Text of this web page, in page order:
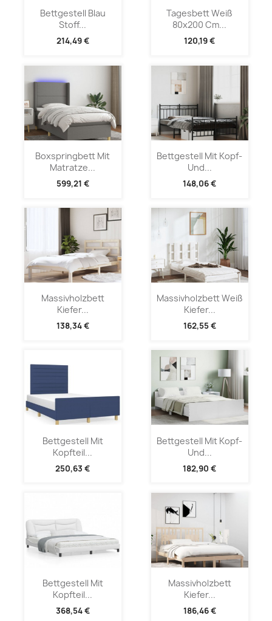
Bettgestell Blau
Stoff...
214,49 €
Tagesbett Weiß
80x200 Cm...
120,19 €
Boxspringbett Mit
Matratze...
599,21 €
Bettgestell Mit Kopf-
Und...
148,06 €
Massivholzbett
Kiefer...
138,34 €
Massivholzbett Weiß
Kiefer...
162,55 €
Bettgestell Mit
Kopfteil...
250,63 €
Bettgestell Mit Kopf-
Und...
182,90 €
Bettgestell Mit
Kopfteil...
368,54 €
Massivholzbett
Kiefer...
186,46 €